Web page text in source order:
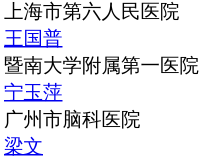
上海市第六人民医院
王国普
暨南大学附属第一医院
宁玉萍
广州市脑科医院
梁文